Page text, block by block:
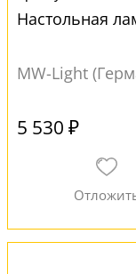
Настольная
MW-Light
5 530 ₽